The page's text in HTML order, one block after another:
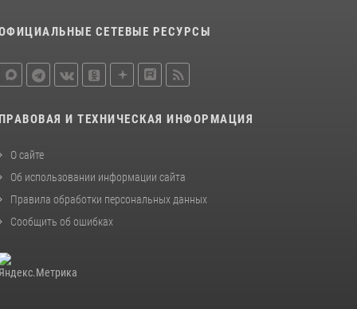
СЕТЕВЫЕ РЕСУРСЫ
ПРАВОВАЯ И ТЕХНИЧЕСКАЯ ИНФОРМАЦИЯ
О сайте
Об использовании информации сайта
Правила обработки персональных данных
Сообщить об ошибках